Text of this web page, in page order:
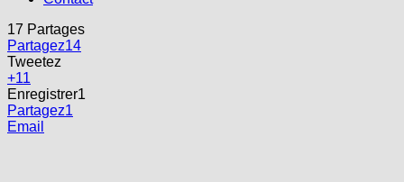
17 Partages
Partagez14
Tweetez
+11
Enregistrer1
Partagez1
Email